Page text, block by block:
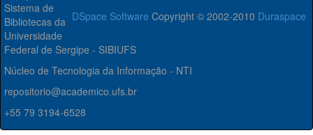
DSpace Software Copyright © 2002-2010 Duraspace
Sistema de
Bibliotecas da
Universidade
Federal de Sergipe - SIBIUFS
Núcleo de Tecnologia da Informação - NTI
repositorio@academico.ufs.br
+55 79 3194-6528